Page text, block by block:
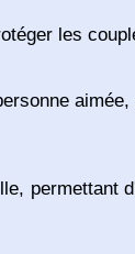
les
permettant